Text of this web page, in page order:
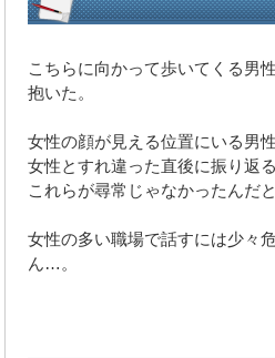
こちらに向かって歩いてくる男
抱いた。
女性の顔が見える位置にいる男
女性とすれ違った直後に振り返
これらが尋常じゃなかったんだ
女性の多い職場で話すには少々
ん…。